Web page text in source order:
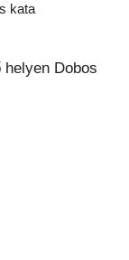
kata